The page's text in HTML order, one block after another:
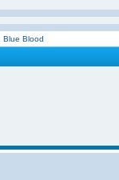
Blue Blood